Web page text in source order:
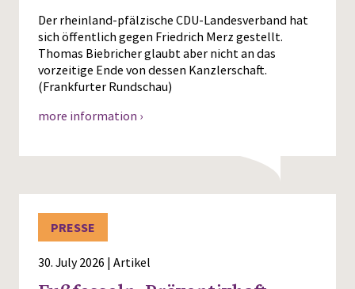
Der rheinland-pfälzische CDU-Landesverband hat
sich öffentlich gegen Friedrich Merz gestellt.
Thomas Biebricher glaubt aber nicht an das
vorzeitige Ende von dessen Kanzlerschaft.
(Frankfurter Rundschau)
more information ›
PRESSE
30. July 2026 | Artikel